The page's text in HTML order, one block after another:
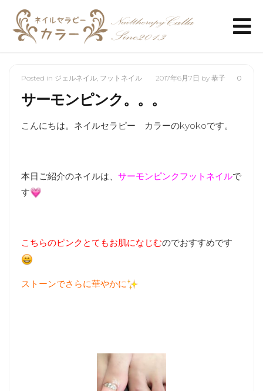
0
Posted in ジェルネイル フットネイル 2017年6月7日 by 恭子
サーモンピンク。。。
こんにちは。ネイルセラピー カラーのkyokoです。
本日ご紹介のネイルは、 サーモンピンクフットネイルで
す
こちらのピンクとてもお肌になじむのでおすすめです
ストーンでさらに華やかに